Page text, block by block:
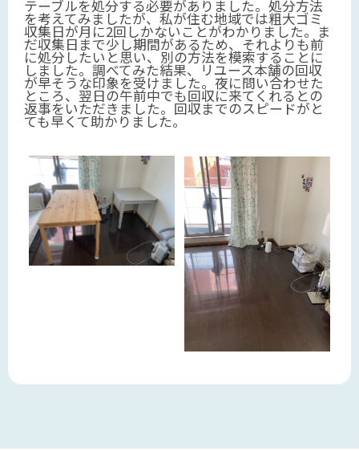
テーブルを処分する必要がありました。処分方法
を考えてみましたが、私が住む地域では粗大ゴミ
収集日が月に2回しかないことがわかりました。ま
だ収集日まで少し期間があるため、それよりも前
に処分したいと思い、別の方法を模索することに
しました。調べてみた結果、リユース本舗の回収
が早そうな印象を受けました。夜に問い合わせた
ところ、翌日の午前中でも回収に来てくれるとの
返事をいただきました。回収までのスピードがと
ても早くて助かりました。